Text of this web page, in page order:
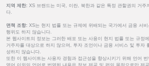
지역 제한: XS 브랜드는 미국, 이란, 북한과 같은 특정 관할권의 거주
다.
면책 조항: XS는 현지 법률 또는 규제에 위배되는 국가에서 금융 서
행위도 하지 않습니다.
본 웹사이트의 정보는 그러한 배포 또는 사용이 현지 법률 또는 규정
거주자를 대상으로 하지 않으며, 투자 조언이나 금융 서비스 및 투자
성하지 않습니다.
또한 이 웹사이트는 사용자 경험과 접근성을 향상시키기 위해 언어